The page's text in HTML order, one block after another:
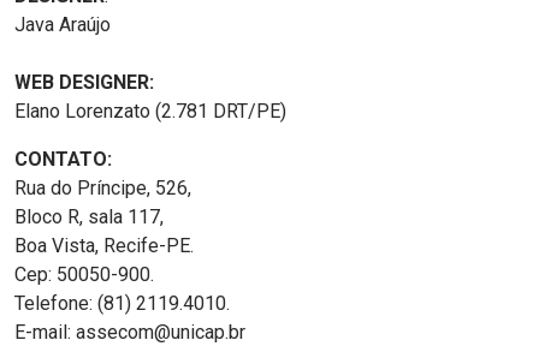
Java Araújo
WEB DESIGNER:
Elano Lorenzato (2.781 DRT/PE)
CONTATO:
Rua do Príncipe, 526,
Bloco R, sala 117,
Boa Vista, Recife-PE.
Cep: 50050-900.
Telefone: (81) 2119.4010.
E-mail: assecom@unicap.br